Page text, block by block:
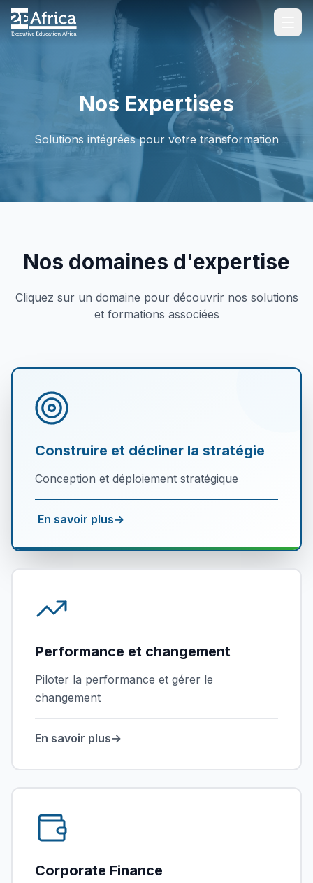
Nos Formations
Nos Expertises
Solutions intégrées pour votre transformation
Nos domaines d'expertise
Cliquez sur un domaine pour découvrir nos solutions
et formations associées
Construire et décliner la stratégie
Conception et déploiement stratégique
En savoir plus→
Performance et changement
Piloter la performance et gérer le
changement
En savoir plus→
Corporate Finance